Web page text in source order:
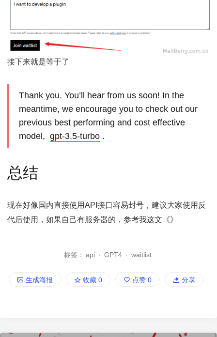
接下来就是等于了
Thank you. You’ll hear from us soon! In the
meantime, we encourage you to check out our
previous best performing and cost effective
model, gpt-3.5-turbo .
总结
现在好像国内直接使用API接口容易封号，建议大家使用反
代后使用，如果自己有服务器的，参考我这文《》
标签： api · GPT4 · waitlist
生成海报 收藏 0 点赞 0 分享